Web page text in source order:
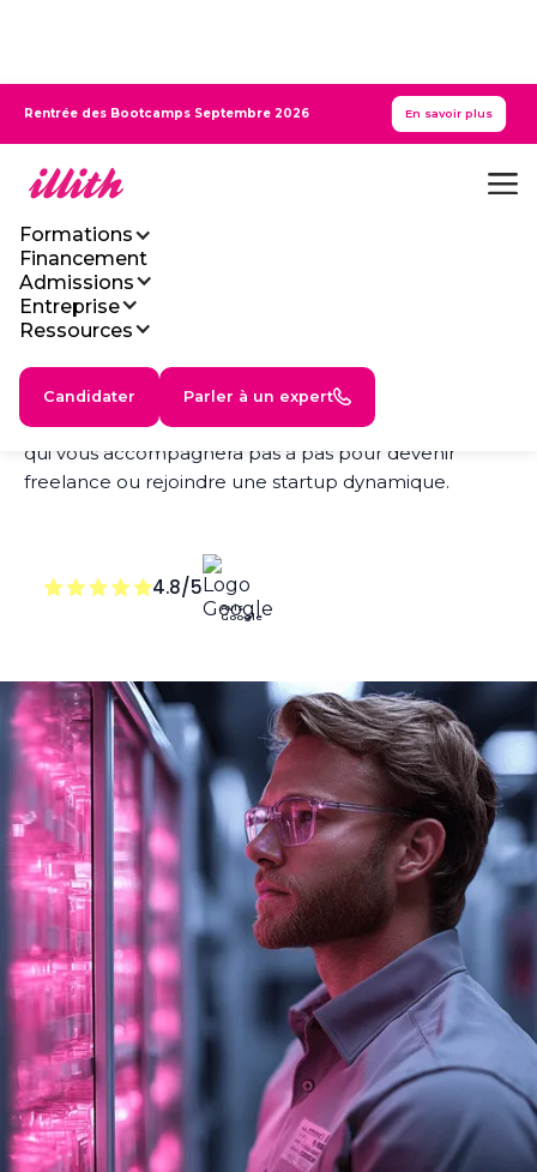
Rentrée des Bootcamps Septembre 2026 En savoir plus
Formations
Financement
Admissions
Entreprise
Ressources
Candidater Parler à un expert
Devenez Développeur
Bubble en
Certifié Bac+3 - RNCP Niveau 6 - Délivré par le
Ministère du Travail
Propulsez votre carrière avec un bootcamp intensif
qui vous accompagnera pas à pas pour devenir
freelance ou rejoindre une startup dynamique.
4.8/5
Avis
Google